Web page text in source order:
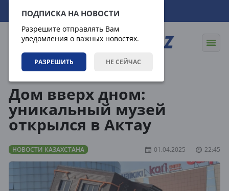
ПОДПИСКА НА НОВОСТИ
Разрешите отправлять Вам
уведомления о важных новостях.
РАЗРЕШИТЬ НЕ СЕЙЧАС
07.08.2026 15:49:45
Дом вверх дном:
уникальный музей
открылся в Актау
НОВОСТИ КАЗАХСТАНА 01.04.2025 22:45